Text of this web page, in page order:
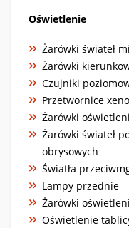
Oświetlenie
Żarówki świateł
Żarówki
Czujniki
Przetwornice
Żarówki
Żarówki świateł
obrysowych
Światła
Lampy przednie
Żarówki
Oświetlenie